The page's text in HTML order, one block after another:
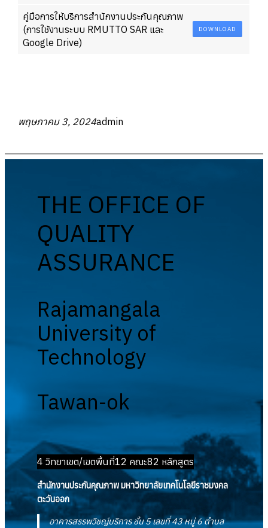
คู่มือการให้บริการสำนักงานประกันคุณภาพ
(การใช้งานระบบ RMUTTO SAR และ
Google Drive)
DOWNLOAD
พฤษภาคม 3, 2024admin
THE OFFICE OF
QUALITY
ASSURANCE
Rajamangala
University of
Technology
Tawan-ok
4 วิทยาเขต/เขตพื้นที่12 คณะ82 หลักสูตร
สำนักงานประกันคุณภาพ มหาวิทยาลัยเทคโนโลยีราชมงคล
ตะวันออก
อาคารสรรพวิชญ์บริการ ชั้น 5 เลขที่ 43 หมู่ 6 ตำบล